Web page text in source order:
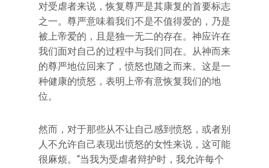
对受虐者来说，恢复尊严是其康复的首要标志
之一。尊严意味着我们不是不值得爱的，乃是
被上帝爱的，且是独一无二的存在。神应许在
我们面对自己的过程中与我们同在。从神而来
的尊严地位回来了，愤怒也随之而来。这是一
种健康的愤怒，表明上帝有意恢复我们的地
位。
然而，对于那些从不让自己感到愤怒，或者别
人不允许自己表现出愤怒的女性来说，这可能
很麻烦。“当我为受虐者辩护时，我允许每个